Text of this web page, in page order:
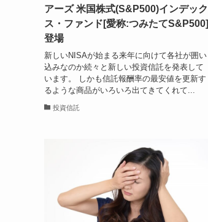
アーズ 米国株式(S&P500)インデック
ス・ファンド[愛称:つみたてS&P500]
登場
新しいNISAが始まる来年に向けて各社が囲い
込みなのか続々と新しい投資信託を発表して
います。 しかも信託報酬率の最安値を更新す
るような商品がいろいろ出てきてくれて...
投資信託